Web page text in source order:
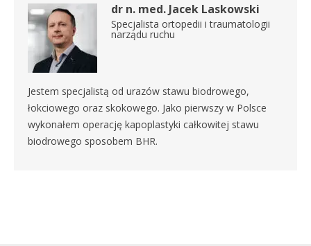
dr n. med. Jacek Laskowski
Specjalista ortopedii i traumatologii
narządu ruchu
Jestem specjalistą od urazów stawu biodrowego,
łokciowego oraz skokowego. Jako pierwszy w Polsce
wykonałem operację kapoplastyki całkowitej stawu
biodrowego sposobem BHR.